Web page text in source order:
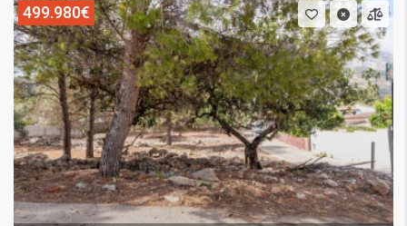
499.980€